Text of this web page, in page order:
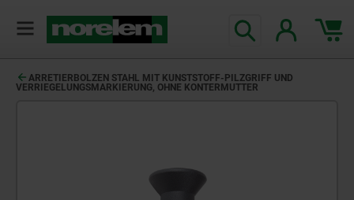
ARRETIERBOLZEN STAHL MIT KUNSTSTOFF-PILZGRIFF UND
VERRIEGELUNGSMARKIERUNG, OHNE KONTERMUTTER